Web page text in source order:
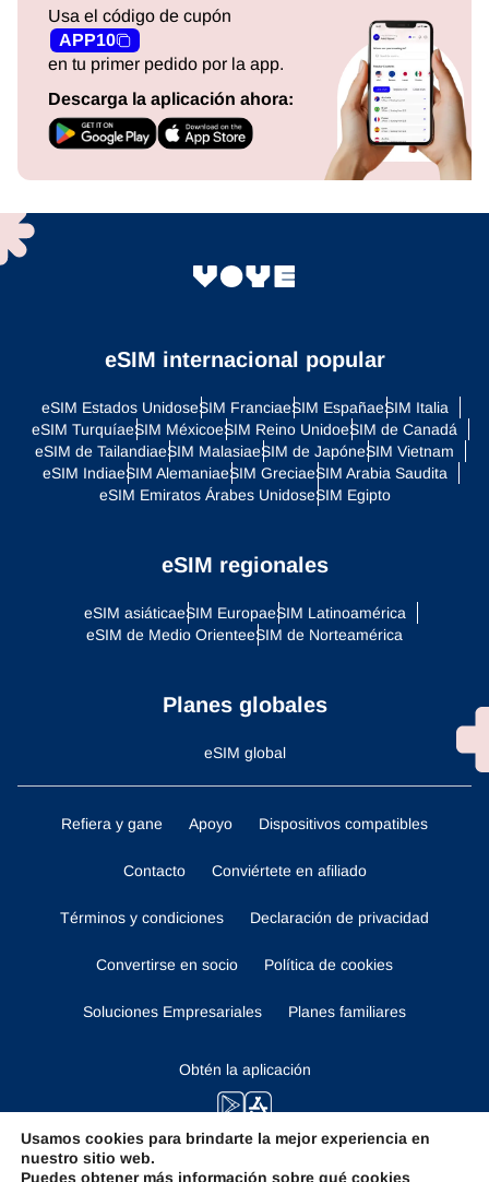
Usa el código de cupón
APP10
en tu primer pedido por la app.
Descarga la aplicación ahora:
eSIM internacional popular
eSIM Estados UnidoseSIM FranciaeSIM EspañaeSIM Italia
eSIM TurquíaeSIM MéxicoeSIM Reino UnidoeSIM de Canadá
eSIM de TailandiaeSIM MalasiaeSIM de JapóneSIM Vietnam
eSIM IndiaeSIM AlemaniaeSIM GreciaeSIM Arabia Saudita
eSIM Emiratos Árabes UnidoseSIM Egipto
eSIM regionales
eSIM asiáticaeSIM EuropaeSIM Latinoamérica
eSIM de Medio OrienteeSIM de Norteamérica
Planes globales
eSIM global
Refiera y gane Apoyo Dispositivos compatibles
Contacto Conviértete en afiliado
Términos y condiciones Declaración de privacidad
Convertirse en socio Política de cookies
Soluciones Empresariales Planes familiares
Obtén la aplicación
Usamos cookies para brindarte la mejor experiencia en
nuestro sitio web.
Puedes obtener más información sobre qué cookies